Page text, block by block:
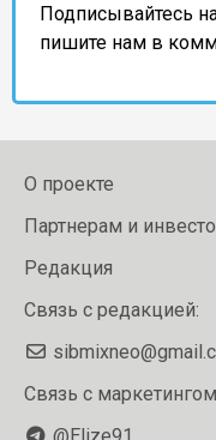
Подписывайтесь
пишите нам в
О проекте
Партнерам и
Редакция
Связь с редакцией:
Связь с